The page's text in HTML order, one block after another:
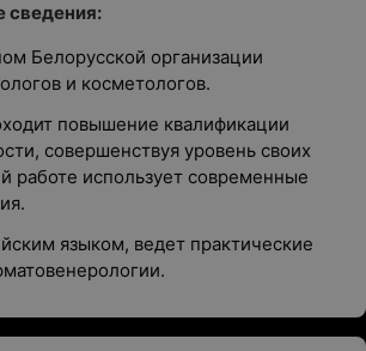
сведения:
Белорусской организации
и косметологов.
повышение квалификации
совершенствуя уровень своих
работе использует современные
языком, ведет практические